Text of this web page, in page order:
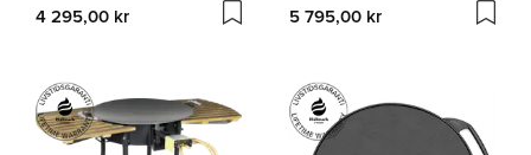
4 295,00 kr 5 795,00 kr